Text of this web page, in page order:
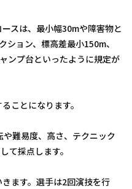
スは、最小幅30mや障害物と
ション、標高差最小150m、
ンプ台といったように規定が
ことになります。
難易度、高さ、テクニック
て採点します。
ます。選手は2回演技を行